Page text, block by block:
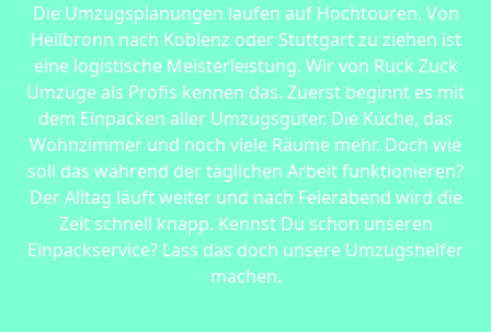
Die Umzugsplanungen laufen auf Hochtouren. Von
Heilbronn nach Koblenz oder Stuttgart zu ziehen ist
eine logistische Meisterleistung. Wir von Ruck Zuck
Umzüge als Profis kennen das. Zuerst beginnt es mit
dem Einpacken aller Umzugsgüter. Die Küche, das
Wohnzimmer und noch viele Räume mehr. Doch wie
soll das während der täglichen Arbeit funktionieren?
Der Alltag läuft weiter und nach Feierabend wird die
Zeit schnell knapp. Kennst Du schon unseren
Einpackservice? Lass das doch unsere Umzugshelfer
machen.